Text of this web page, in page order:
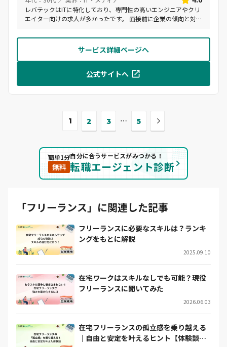
レバテックはITに特化しており、専門性の高いエンジニアやクリ
エイター向けの求人が多かったです。 面接前に企業の傾向と対策
で、機会があれば一度利用してみてください。 ■レバテックの
利用背景 IT業界でSESで10年近く働いておりできることが増えた
反面、責任も増えていくが下請けの下流工程メインの会社だった
め転職を決意した。 そこで給料UPだけでなくキャリアアップも
の実態を転職エージェントに確認する道を選んだ。 ・サポート
の対応が早く、質問や相談に対して適切な回答が得られる。）
サービス詳細ページへ
公式サイトへ
1 2 3 ⋯ 5
次
ー
ジ
へ
簡単1分
無料
自分に合うサービスがみつかる！
転職エージェント診断
「フリーランス」に関連した記事
フリーランスに必要なスキルは？ランキ
ングをもとに解説
2025.09.10
在宅ワークはスキルなしでも可能？現役
フリーランスに聞いてみた
2026.06.03
在宅フリーランスの孤立感を乗り越える
｜自由と安定を叶えるヒント【体験談あ